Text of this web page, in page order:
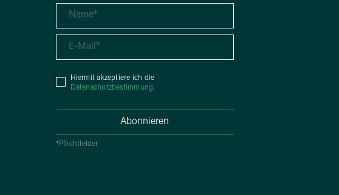
Hiermit akzeptiere ich die
Datenschutzbestimmung.
*Pflichtfelder